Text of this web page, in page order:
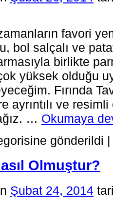
favori
bol salçalı ve
birlikte
yüksek olduğu
Fırında
ayrıntılı ve
… Okumaya
gönderildi |
Olmuştur?
Şubat 24, 2014